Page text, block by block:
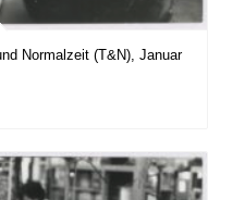
Normalzeit (T&N), Januar